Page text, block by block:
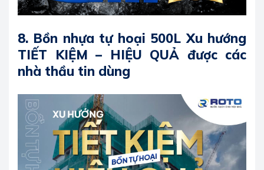
8. Bồn nhựa tự hoại 500L Xu hướng
TIẾT KIỆM – HIỆU QUẢ được các
nhà thầu tin dùng